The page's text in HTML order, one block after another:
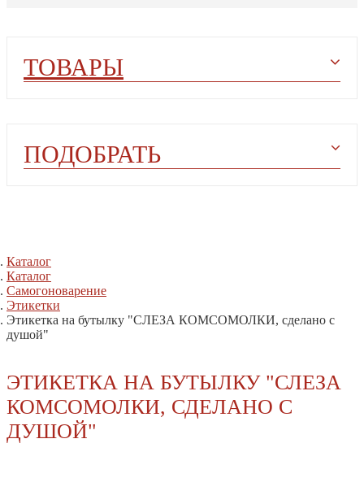
ТОВАРЫ
ПОДОБРАТЬ
Каталог
Каталог
Самогоноварение
Этикетки
Этикетка на бутылку "СЛЕЗА КОМСОМОЛКИ, сделано с
душой"
ЭТИКЕТКА НА БУТЫЛКУ "СЛЕЗА
КОМСОМОЛКИ, СДЕЛАНО С
ДУШОЙ"